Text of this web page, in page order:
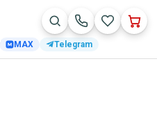
MAX Telegram